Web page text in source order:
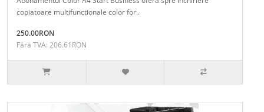
copiatoare multifunctionale color for..
250.00RON
Fără TVA: 206.61RON